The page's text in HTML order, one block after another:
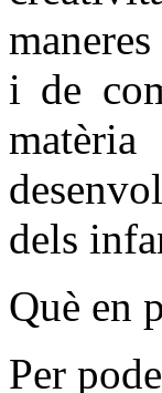
i de
dels
Què en
Per